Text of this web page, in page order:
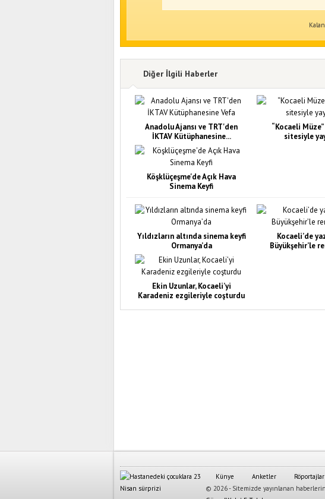
Diğer İlgili Haberler
Anadolu Ajansı ve TRT'den
İKTAV Kütüphanesine...
“Kocaeli
sitesiyle
Köşklüçeşme'de Açık Hava
Sinema Keyfi
Yıldızların altında sinema keyfi
Ormanya’da
Kocaeli’de
Büyükşehir’le
Ekin Uzunlar, Kocaeli’yi
Karadeniz ezgileriyle coşturdu
Künye Anketler Röportajlar
© 2026 - Sitemizde yayınlanan